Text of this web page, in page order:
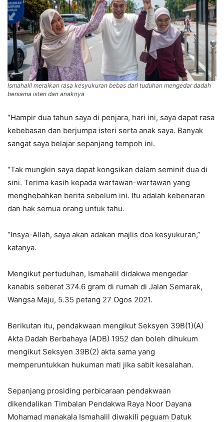
Ismahalil meraikan rasa kesyukuran bebas dari tuduhan mengedar dadah
bersama isteri dan anaknya
“Hampir dua tahun saya di penjara, hari ini, saya dapat rasa
kebebasan dan berjumpa isteri serta anak saya. Banyak
sangat saya belajar sepanjang tempoh ini.
“Tak mungkin saya dapat kongsikan dalam seminit dua di
sini. Terima kasih kepada wartawan-wartawan yang
menghebahkan berita sebelum ini. Itu adalah kebenaran
dan hak semua orang untuk tahu.
“Insya-Allah, saya akan adakan majlis doa kesyukuran,”
katanya.
Mengikut pertuduhan, Ismahalil didakwa mengedar
kanabis seberat 374.6 gram di rumah di Jalan Semarak,
Wangsa Maju, 5.35 petang 27 Ogos 2021.
Berikutan itu, pendakwaan mengikut Seksyen 39B(1)(A)
Akta Dadah Berbahaya (ADB) 1952 dan boleh dihukum
mengikut Seksyen 39B(2) akta sama yang
memperuntukkan hukuman mati jika sabit kesalahan.
Sepanjang prosiding perbicaraan pendakwaan
dikendalikan Timbalan Pendakwa Raya Noor Dayana
Mohamad manakala Ismahalil diwakili peguam Datuk